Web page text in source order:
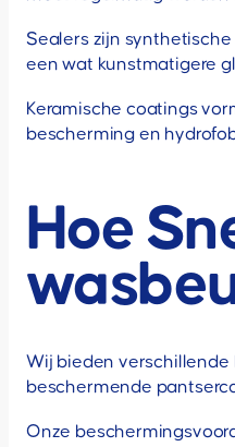
Sealers zijn
een wat kunstmatigere
Keramische coatings
bescherming en
Hoe
Wij bieden
beschermende
Onze